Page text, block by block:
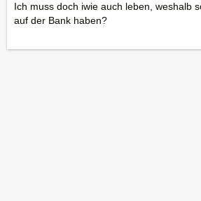
Ich muss doch iwie auch leben, weshalb
auf der Bank haben?